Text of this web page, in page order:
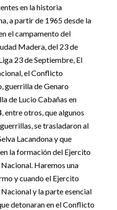
en la historia
a partir de 1965 desde la
el campamento del
Madera, del 23 de
23 de Septiembre, El
el Conflicto
guerrilla de Genaro
de Lucio Cabañas en
entre otros, que algunos
se trasladaron al
Lacandona y que
la formación del Ejercito
Haremos una
y cuando el Ejercito
y la parte esencial
detonaran en el Conflicto